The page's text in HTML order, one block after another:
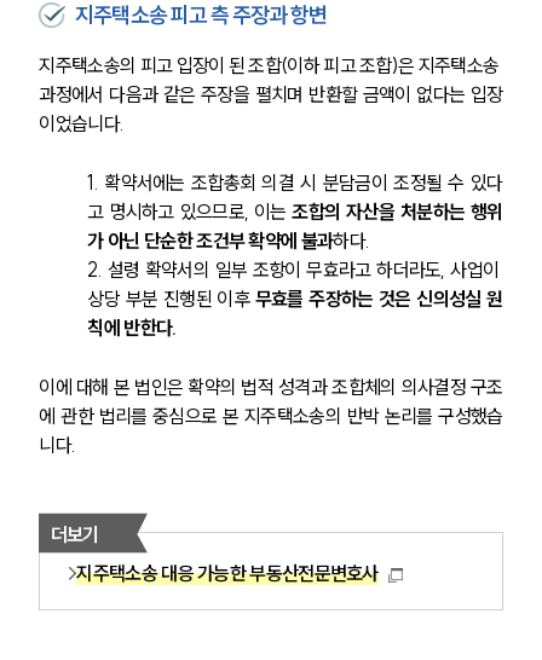
지주택소송 피고 측 주장과 항변
지주택소송의 피고 입장이 된 조합(이하 피고 조합)은 지주택소송
과정에서 다음과 같은 주장을 펼치며 반환할 금액이 없다는 입장
이었습니다.
1. 확약서에는 조합총회 의결 시 분담금이 조정될 수 있다
고 명시하고 있으므로, 이는 조합의 자산을 처분하는 행위
가 아닌 단순한 조건부 확약에 불과하다.
2. 설령 확약서의 일부 조항이 무효라고 하더라도, 사업이
상당 부분 진행된 이후 무효를 주장하는 것은 신의성실 원
칙에 반한다.
이에 대해 본 법인은 확약의 법적 성격과 조합체의 의사결정 구조
에 관한 법리를 중심으로 본 지주택소송의 반박 논리를 구성했습
니다.
더보기
지주택소송 대응 가능한 부동산전문변호사